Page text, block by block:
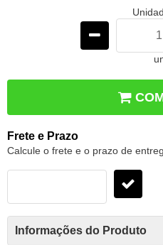
Frete e Prazo
Calcule o frete e o prazo de
Informações do Produto